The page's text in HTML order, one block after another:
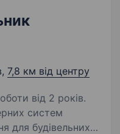
7,8 км від центру
від 2 років.
систем
для будівельних